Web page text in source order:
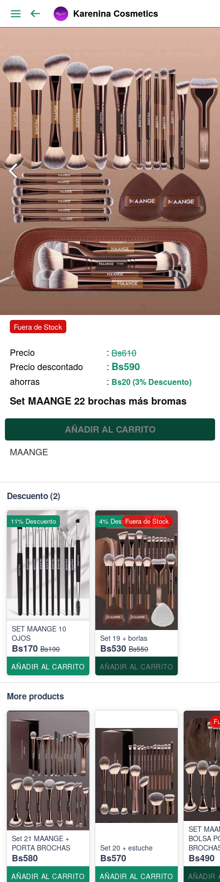
Karenina Cosmetics
Fuera de Stock
Precio : Bs610
Precio descontado
: Bs590
ahorras : Bs20 (3% Descuento)
Set MAANGE 22 brochas más bromas
AÑADIR AL CARRITO
MAANGE
Descuento(2)
SET MAANGE 10
OJOS
Bs170 Bs190
AÑADIR AL CARRITO
11% Descuento
Set 19 + borlas
Bs530 Bs550
AÑADIR AL CARRITO
4% DescuentoFuera de Stock
More products
Set 21 MAANGE +
PORTA BROCHAS
Bs580
AÑADIR AL CARRITO
Set 20 + estuche
Bs570
AÑADIR AL CARRITO
SET
BOLSA
Bs490
AÑADIR